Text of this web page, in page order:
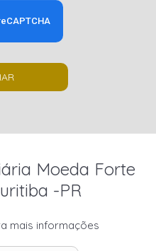
Moeda Forte
-PR
mais informações